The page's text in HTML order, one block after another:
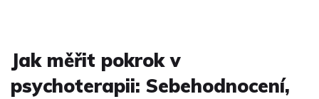
Jak měřit pokrok v
psychoterapii: Sebehodnocení,